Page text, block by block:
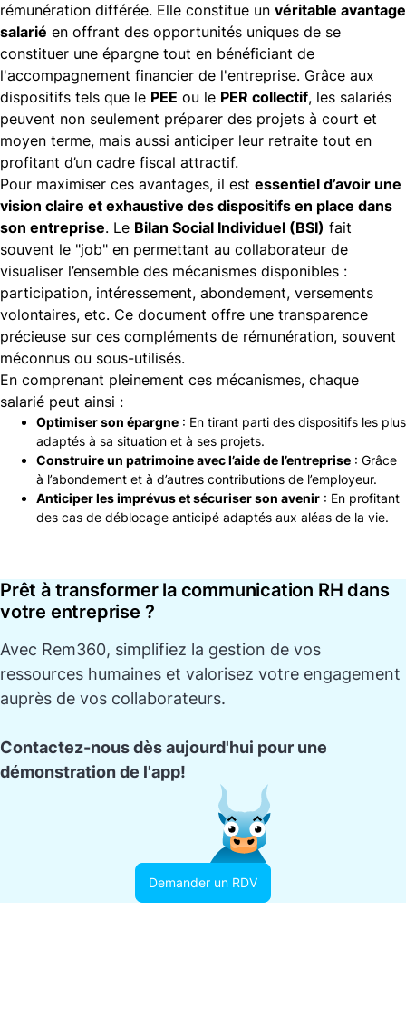
rémunération différée. Elle constitue un véritable avantage
salarié en offrant des opportunités uniques de se
constituer une épargne tout en bénéficiant de
l'accompagnement financier de l'entreprise. Grâce aux
dispositifs tels que le PEE ou le PER collectif, les salariés
peuvent non seulement préparer des projets à court et
moyen terme, mais aussi anticiper leur retraite tout en
profitant d’un cadre fiscal attractif.
Pour maximiser ces avantages, il est essentiel d’avoir une
vision claire et exhaustive des dispositifs en place dans
son entreprise. Le Bilan Social Individuel (BSI) fait
souvent le "job" en permettant au collaborateur de
visualiser l’ensemble des mécanismes disponibles :
participation, intéressement, abondement, versements
volontaires, etc. Ce document offre une transparence
précieuse sur ces compléments de rémunération, souvent
méconnus ou sous-utilisés.
En comprenant pleinement ces mécanismes, chaque
salarié peut ainsi :
Optimiser son épargne : En tirant parti des dispositifs les plus
adaptés à sa situation et à ses projets.
Construire un patrimoine avec l’aide de l’entreprise : Grâce
à l’abondement et à d’autres contributions de l’employeur.
Anticiper les imprévus et sécuriser son avenir : En profitant
des cas de déblocage anticipé adaptés aux aléas de la vie.
Prêt à transformer la communication RH dans
votre entreprise ?
Avec Rem360, simplifiez la gestion de vos
ressources humaines et valorisez votre engagement
auprès de vos collaborateurs.
Contactez-nous dès aujourd'hui pour une
démonstration de l'app!
Demander un RDV